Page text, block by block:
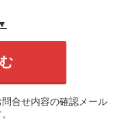
合せ内容の確認メール